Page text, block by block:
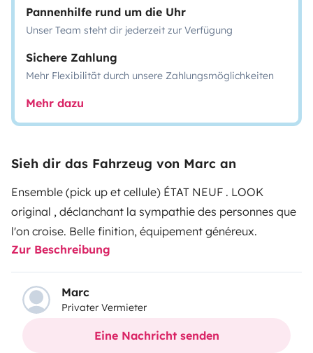
Pannenhilfe rund um die Uhr
Unser Team steht dir jederzeit zur Verfügung
Sichere Zahlung
Mehr Flexibilität durch unsere Zahlungsmöglichkeiten
Mehr dazu
Sieh dir das Fahrzeug von Marc an
Ensemble (pick up et cellule) ÉTAT NEUF . LOOK
original , déclanchant la sympathie des personnes que
l'on croise. Belle finition, équipement généreux.
Zur Beschreibung
Marc
Privater Vermieter
Eine Nachricht senden